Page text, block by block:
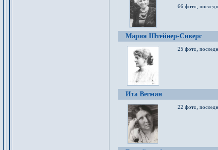
66 фото,
Мария Штейнер-Сиверс
25 фото,
Ита Вегман
22 фото,